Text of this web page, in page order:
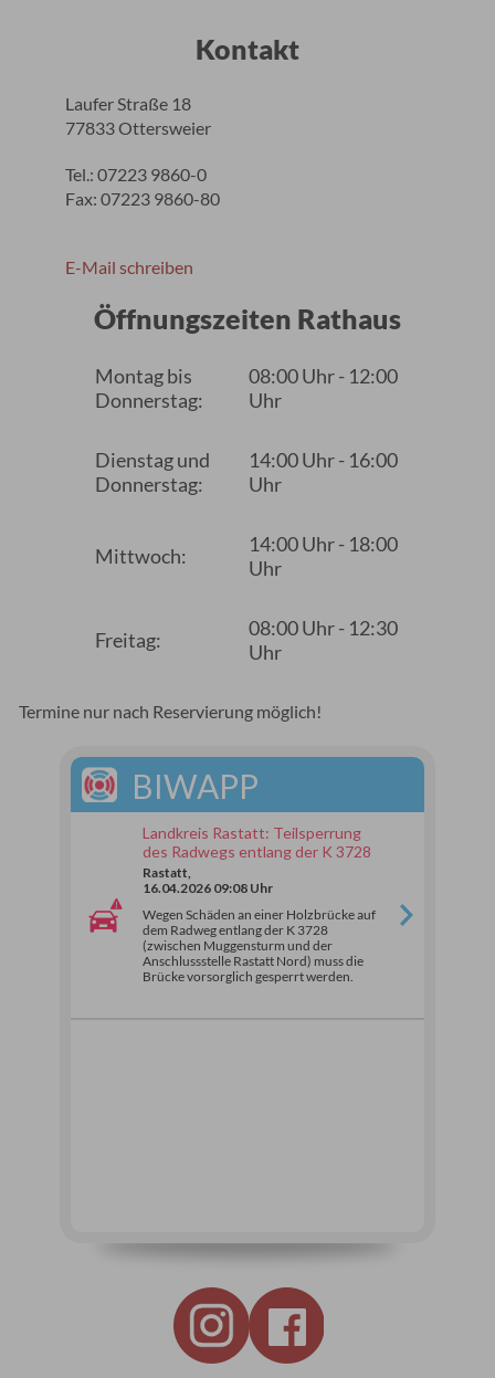
Kontakt
Laufer Straße 18
77833 Ottersweier
Tel.: 07223 9860-0
Fax: 07223 9860-80
E-Mail schreiben
Öffnungszeiten Rathaus
Montag bis
Donnerstag:
08:00 Uhr - 12:00
Uhr
Dienstag und
Donnerstag:
14:00 Uhr - 16:00
Uhr
Mittwoch:
14:00 Uhr - 18:00
Uhr
Freitag:
08:00 Uhr - 12:30
Uhr
Termine nur nach Reservierung möglich!
BIWAPP
Landkreis Rastatt: Teilsperrung
des Radwegs entlang der K 3728
Rastatt,
16.04.2026 09:08 Uhr
Wegen Schäden an einer Holzbrücke auf
dem Radweg entlang der K 3728
(zwischen Muggensturm und der
Anschlussstelle Rastatt Nord) muss die
Brücke vorsorglich gesperrt werden.